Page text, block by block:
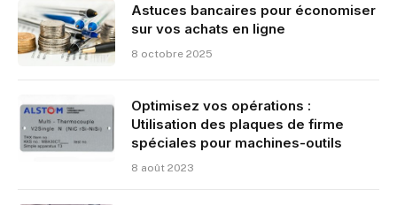
Astuces bancaires pour économiser
sur vos achats en ligne
8 octobre 2025
Optimisez vos opérations :
Utilisation des plaques de firme
spéciales pour machines-outils
8 août 2023